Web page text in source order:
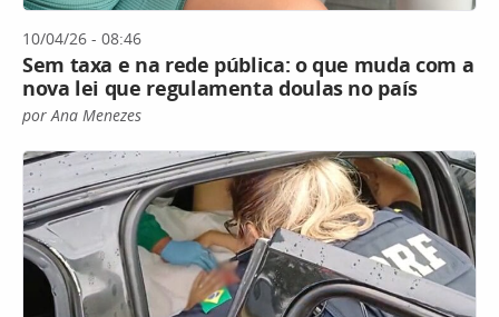
10/04/26 - 08:46
Sem taxa e na rede pública: o que muda com a
nova lei que regulamenta doulas no país
por Ana Menezes